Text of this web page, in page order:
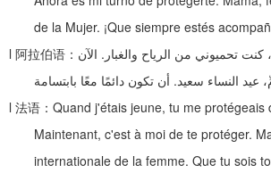
de la Mujer. ¡Que siempre estés
l 阿拉伯语： تحميوني من الرياح والغبار . الآن
عيد النساء سعيد. أن تكون دائمًا معًا بابتسامة
l 法语： Quand j'étais jeune, tu me protégeais
Maintenant, c'est à moi de te protéger.
internationale de la femme. Que tu sois